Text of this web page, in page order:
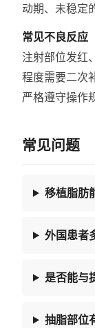
动期、未稳定
常见不良反应
注射部位发红
程度需要二次
严格遵守操作
常见问题
移植脂肪
外国患者
是否能与
抽脂部位